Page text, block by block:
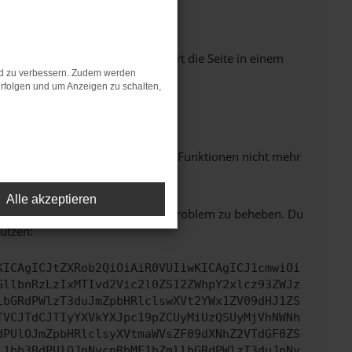
Seiten verhindern. Funktioniert die Seite in einem
dazu führen, dass bestimmte Funktionen nicht mehr
Wir werden versuchen, das Problem zu beheben. Du
zu verbessern. Zudem werden
und um Anzeigen zu schalten,
Alle akzeptieren